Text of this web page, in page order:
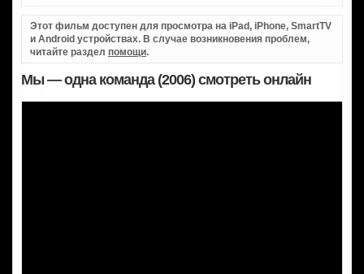
Этот фильм доступен для просмотра на iPad, iPhone, SmartTV
и Android устройствах. В случае возникновения проблем,
читайте раздел помощи.
Мы — одна команда (2006) смотреть онлайн